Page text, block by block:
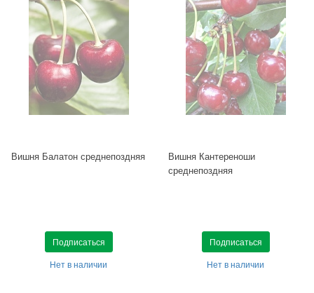
Вишня Балатон среднепоздняя
Подписаться
Нет в наличии
Вишня Кантереноши
среднепоздняя
Подписаться
Нет в наличии